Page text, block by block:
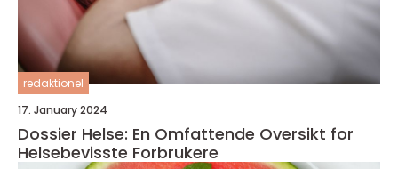
redaktionel
17. January 2024
Dossier Helse: En Omfattende Oversikt for
Helsebevisste Forbrukere